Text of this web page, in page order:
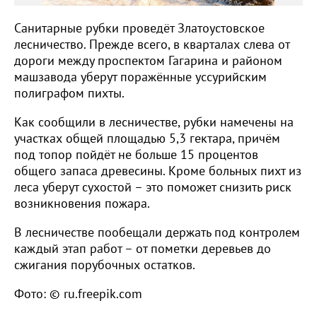
Санитарные рубки проведёт Златоустовское
лесничество. Прежде всего, в кварталах слева от
дороги между проспектом Гагарина и районом
машзавода уберут поражённые уссурийским
полиграфом пихты.
Как сообщили в лесничестве, рубки намечены на
участках общей площадью 5,3 гектара, причём
под топор пойдёт не больше 15 процентов
общего запаса древесины. Кроме больных пихт из
леса уберут сухостой – это поможет снизить риск
возникновения пожара.
В лесничестве пообещали держать под контролем
каждый этап работ – от пометки деревьев до
сжигания порубочных остатков.
Фото: © ru.freepik.com